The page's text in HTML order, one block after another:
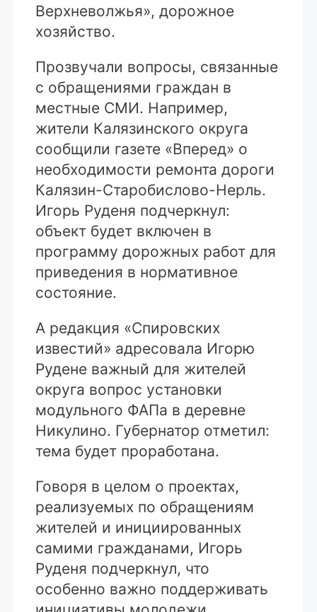
Верхневолжья», дорожное
хозяйство.
Прозвучали вопросы, связанные
с обращениями граждан в
местные СМИ. Например,
жители Калязинского округа
сообщили газете «Вперед» о
необходимости ремонта дороги
Калязин-Старобислово-Нерль.
Игорь Руденя подчеркнул:
объект будет включен в
программу дорожных работ для
приведения в нормативное
состояние.
А редакция «Спировских
известий» адресовала Игорю
Рудене важный для жителей
округа вопрос установки
модульного ФАПа в деревне
Никулино. Губернатор отметил:
тема будет проработана.
Говоря в целом о проектах,
реализуемых по обращениям
жителей и инициированных
самими гражданами, Игорь
Руденя подчеркнул, что
особенно важно поддерживать